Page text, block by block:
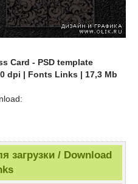
Card - PSD template
dpi | Fonts Links | 17,3 Mb
/ Download